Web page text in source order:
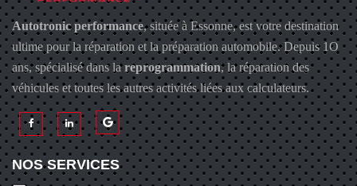
Autotronic performance, située à Essonne, est votre destination
ultime pour la réparation et la préparation automobile. Depuis 1O
ans, spécialisé dans lareprogrammation, la réparation des
véhicules et toutes les autres activités liées aux calculateurs.
NOS SERVICES